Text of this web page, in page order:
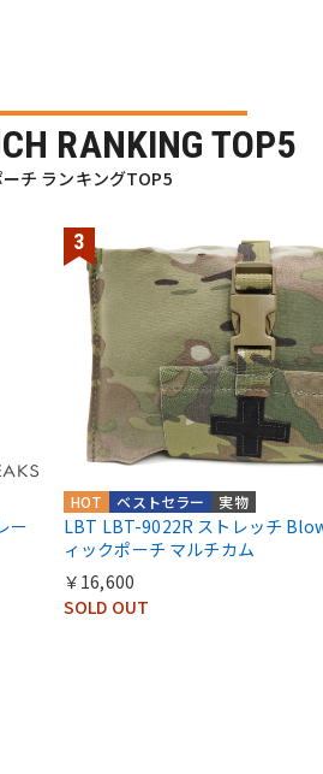
RANKING TOP5
チ ランキングTOP5
ー
実物
ベストセラー
HOT
LBT LBT-9022R ストレッチ
ィックポーチ マルチカム
￥16,600
SOLD OUT